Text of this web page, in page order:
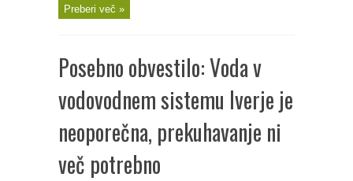
Preberi več »
Posebno obvestilo: Voda v
vodovodnem sistemu Iverje je
neoporečna, prekuhavanje ni
več potrebno